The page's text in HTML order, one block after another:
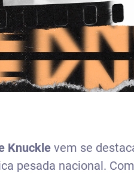
Knuckle vem se
pesada nacional.